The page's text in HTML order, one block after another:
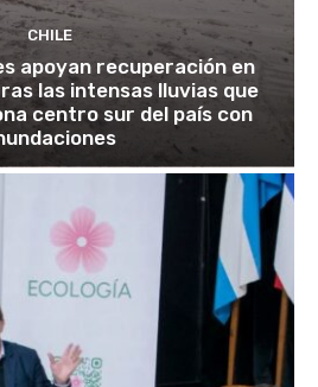
CHILE
apoyan recuperación en
las intensas lluvias que
centro sur del país con